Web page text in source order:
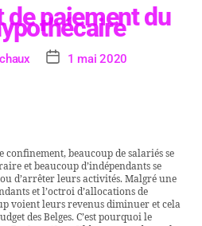
de paiement du
1 mai 2020
beaucoup de salariés se
et beaucoup d’indépendants se
d’arrêter leurs activités. Malgré une
et l’octroi d’allocations de
voient leurs revenus diminuer et cela
des Belges. C’est pourquoi le